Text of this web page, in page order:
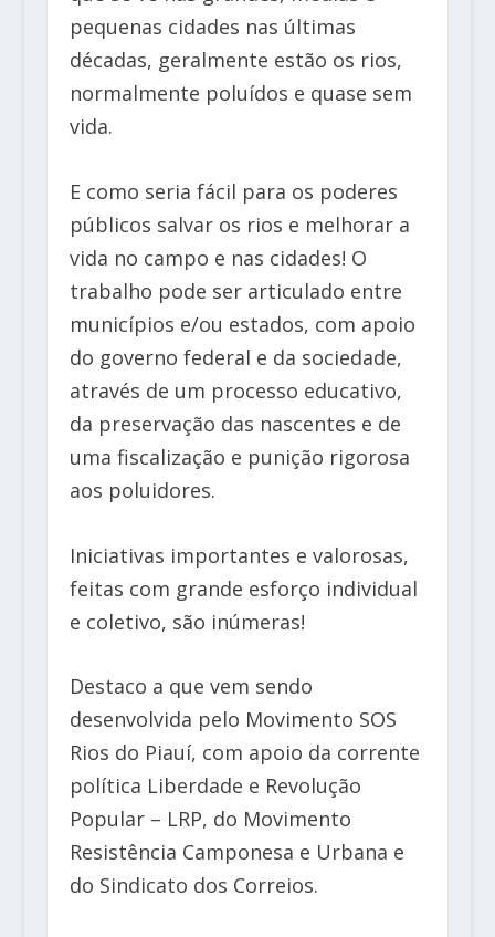
pequenas cidades nas últimas
décadas, geralmente estão os rios,
normalmente poluídos e quase sem
vida.
E como seria fácil para os poderes
públicos salvar os rios e melhorar a
vida no campo e nas cidades! O
trabalho pode ser articulado entre
municípios e/ou estados, com apoio
do governo federal e da sociedade,
através de um processo educativo,
da preservação das nascentes e de
uma fiscalização e punição rigorosa
aos poluidores.
Iniciativas importantes e valorosas,
feitas com grande esforço individual
e coletivo, são inúmeras!
Destaco a que vem sendo
desenvolvida pelo Movimento SOS
Rios do Piauí, com apoio da corrente
política Liberdade e Revolução
Popular – LRP, do Movimento
Resistência Camponesa e Urbana e
do Sindicato dos Correios.